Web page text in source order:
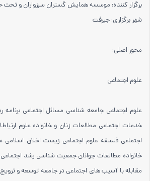
برگزار کننده: موسسه همایش گستران سبزواران و تحت
شهر برگزاری: جیرفت
محور اصلی:
علوم اجتماعی
علوم اجتماعی جامعه شناسی مسائل اجتماعی برنامه
خدمات اجتماعی مطالعات زنان و خانواده علوم
اجتماعی فلسفه علوم اجتماعی زیست اخلاق اسلامی
خانواده مطالعات جوانان جمعیت شناسی رشد اجتماعی
مقابله با آسیب های اجتماعی در جامعه توسعه و